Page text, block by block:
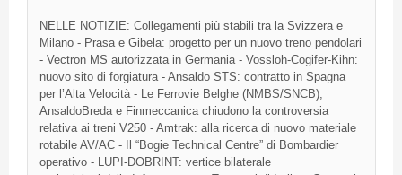
NELLE NOTIZIE: Collegamenti più stabili tra la Svizzera e
Milano - Prasa e Gibela: progetto per un nuovo treno pendolari
- Vectron MS autorizzata in Germania - Vossloh-Cogifer-Kihn:
nuovo sito di forgiatura - Ansaldo STS: contratto in Spagna
per l’Alta Velocità - Le Ferrovie Belghe (NMBS/SNCB),
AnsaldoBreda e Finmeccanica chiudono la controversia
relativa ai treni V250 - Amtrak: alla ricerca di nuovo materiale
rotabile AV/AC - Il “Bogie Technical Centre” di Bombardier
operativo - LUPI-DOBRINT: vertice bilaterale